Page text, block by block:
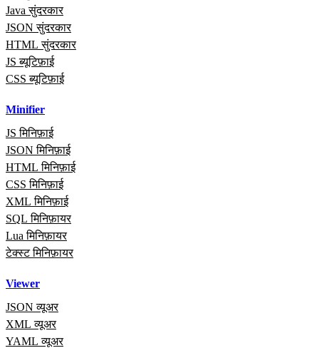
Java सुंदरकार
JSON सुंदरकार
HTML सुंदरकार
JS ब्यूटिफ़ाई
CSS ब्यूटिफ़ाई
Minifier
JS मिनिफ़ाई
JSON मिनिफ़ाई
HTML मिनिफ़ाई
CSS मिनिफ़ाई
XML मिनिफ़ाई
SQL मिनिफ़ायर
Lua मिनिफ़ायर
टेक्स्ट मिनिफ़ायर
Viewer
JSON व्यूअर
XML व्यूअर
YAML व्यूअर